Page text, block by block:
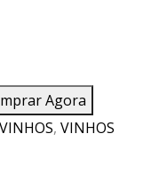
Agora
VINHOS, VINHOS